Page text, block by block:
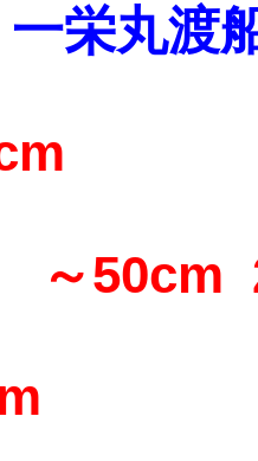
栄丸渡
～50cm